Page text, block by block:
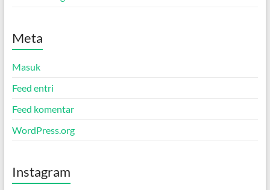
Meta
Masuk
Feed entri
Feed komentar
WordPress.org
Instagram